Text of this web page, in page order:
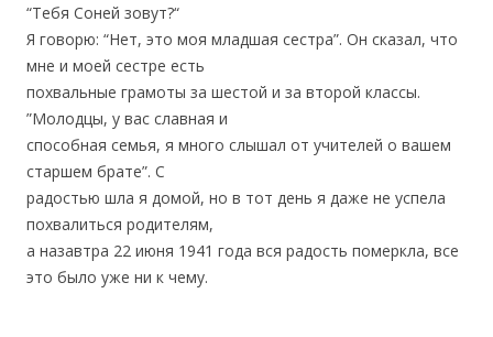
“Тебя Соней зовут?“
Я говорю: “Нет, это моя младшая сестра”. Он сказал, что
мне и моей сестре есть
похвальные грамоты за шестой и за второй классы.
”Молодцы, у вас славная и
способная семья, я много слышал от учителей о вашем
старшем брате”. С
радостью шла я домой, но в тот день я даже не успела
похвалиться родителям,
а назавтра 22 июня 1941 года вся радость померкла, все
это было уже ни к чему.